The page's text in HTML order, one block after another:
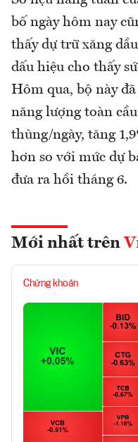
bố ngày hôm nay
thấy dự trữ xăng
dấu hiệu cho thấy
Hôm qua, bộ này
năng lượng toàn
thùng/ngày, tăng
hơn so với mức dự
đưa ra hồi tháng 6.
Mới nhất trên
Chứng khoán